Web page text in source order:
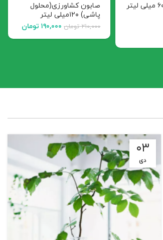
صابون کشاورزی(محلول
پاشی) ۱۲۰میلی لیتر
۲۱۰,۰۰۰ تومان ۱۹۰,۰۰۰ تومان
۰۳
دی